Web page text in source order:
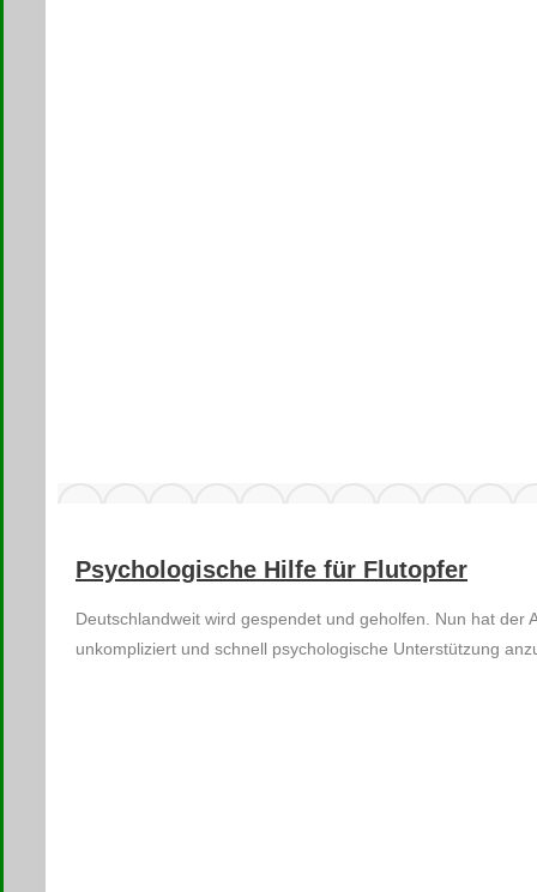
Psychologische Hilfe für Flutopfer
Deutschlandweit wird gespendet und geholfen. Nun hat
unkompliziert und schnell psychologische Unterstützung